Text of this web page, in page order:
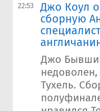
22:53
Джо Коул
сборную
Джо
Тухель.